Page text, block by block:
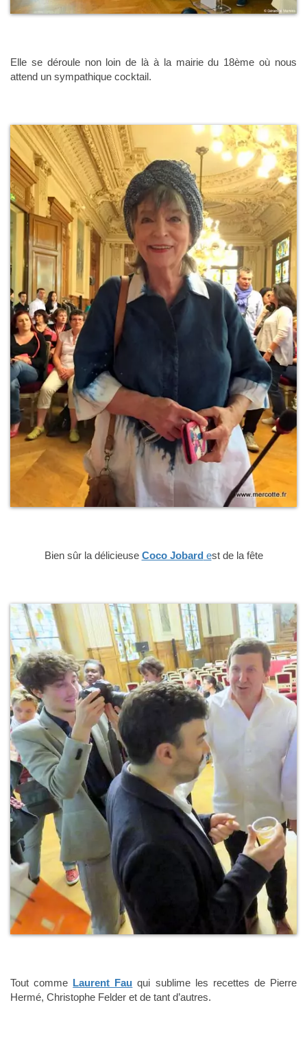
Elle se déroule non loin de là à la mairie du 18ème où nous
attend un sympathique cocktail.
Bien sûr la délicieuse Coco Jobardest de la fête
Tout comme Laurent Fau qui sublime les recettes de Pierre
Hermé, Christophe Felder et de tant d’autres.